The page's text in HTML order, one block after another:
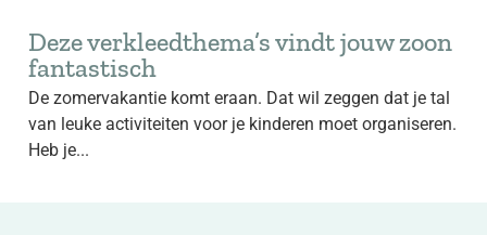
Deze verkleedthema’s vindt jouw zoon
fantastisch
De zomervakantie komt eraan. Dat wil zeggen dat je tal
van leuke activiteiten voor je kinderen moet organiseren.
Heb je...